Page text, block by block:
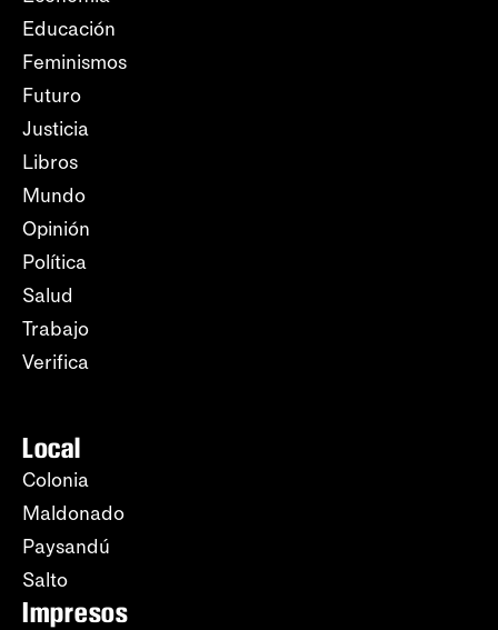
Educación
Feminismos
Futuro
Justicia
Libros
Mundo
Opinión
Política
Salud
Trabajo
Verifica
Local
Colonia
Maldonado
Paysandú
Salto
Impresos